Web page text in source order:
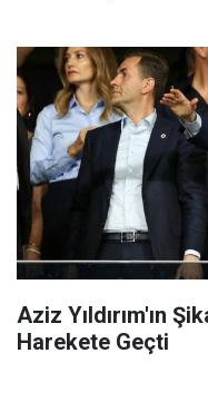
Aziz Yıldırım'ın
Harekete Geçti